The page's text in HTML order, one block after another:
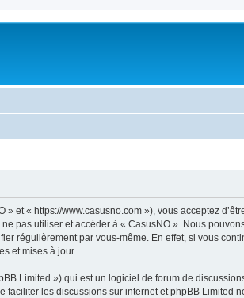
et « https://www.casusno.com »), vous acceptez
pas utiliser et accéder à « CasusNO ». Nous
régulièrement par vous-même. En effet, si vous
et mises à jour.
Limited ») qui est un logiciel de forum de
faciliter les discussions sur internet et phpBB Limited